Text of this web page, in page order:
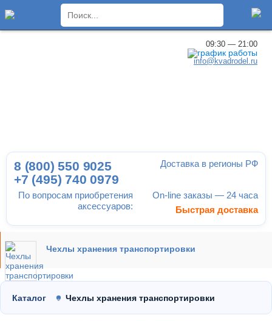
09:30 — 21:00
info@kvadrodel.ru
По вопросам приобретения
аксессуаров:
8 (800) 550 9025
+7 (495) 740 0979
Доставка в регионы РФ
On-line заказы — 24 часа
Быстрая доставка
Чехлы хранения транспортировки
Каталог Чехлы хранения транспортировки
×